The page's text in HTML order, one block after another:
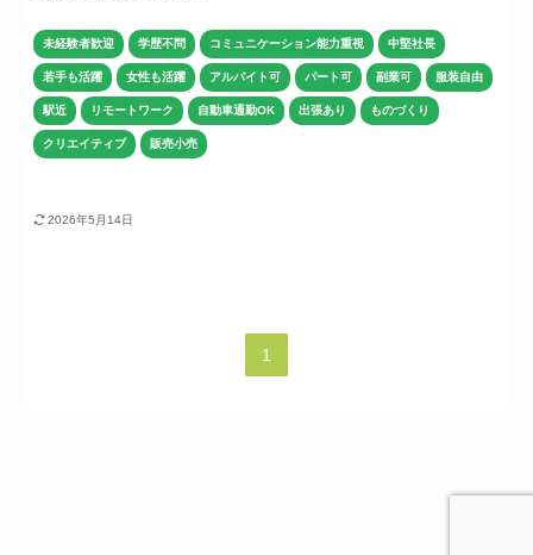
未経験者歓迎 学歴不問 コミュニケーション能力重視 中堅社長
若手も活躍 女性も活躍 アルバイト可 パート可 副業可 服装自由
駅近 リモートワーク 自動車通勤OK 出張あり ものづくり
クリエイティブ 販売小売
2026年5月14日
1